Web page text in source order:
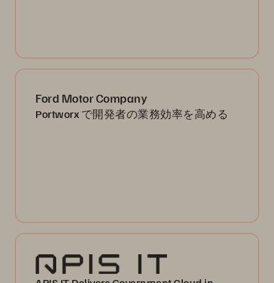
Ford Motor Company
Portworx で開発者の業務効率を高める